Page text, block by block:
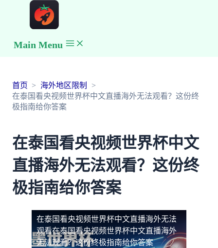
Main Menu
首页
海外地区限制
在泰国看央视频世界杯中文直播海外无法观看？这份终
极指南给你答案
在泰国看央视频世界杯中文
直播海外无法观看？这份终
极指南给你答案
在泰国看央视频世界杯中文直播海外无法
观看在泰国看央视频世界杯中文直播海外
无法观看？这份终极指南给你答案